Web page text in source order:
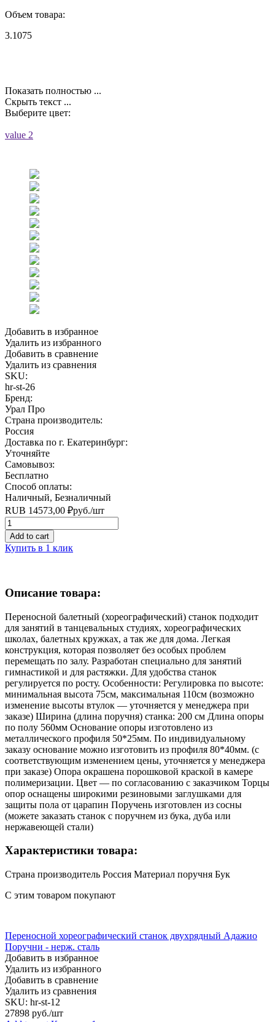
Объем товара:
3.1075
Показать полностью ...
Скрыть текст ...
Выберите цвет:
value 2
Добавить в избранное
Удалить из избранного
Добавить в сравнение
Удалить из сравнения
SKU:
hr-st-26
Бренд:
Урал Про
Страна производитель:
Россия
Доставка по г. Екатеринбург:
Уточняйте
Самовывоз:
Бесплатно
Способ оплаты:
Наличный, Безналичный
RUB 14573,00 ₽руб./шт
Quantity
Add to cart
Купить в 1 клик
Описание товара:
Переносной балетный (хореографический) станок подходит
для занятий в танцевальных студиях, хореографических
школах, балетных кружках, а так же для дома. Легкая
конструкция, которая позволяет без особых проблем
перемещать по залу. Разработан специально для занятий
гимнастикой и для растяжки. Для удобства станок
регулируется по росту. Особенности: Регулировка по высоте:
минимальная высота 75см, максимальная 110см (возможно
изменение высоты втулок — уточняется у менеджера при
заказе) Ширина (длина поручня) станка: 200 см Длина опоры
по полу 560мм Основание опоры изготовлено из
металлического профиля 50*25мм. По индивидуальному
заказу основание можно изготовить из профиля 80*40мм. (с
соответствующим изменением цены, уточняется у менеджера
при заказе) Опора окрашена порошковой краской в камере
полимеризации. Цвет — по согласованию с заказчиком Торцы
опор оснащены широкими резиновыми заглушками для
защиты пола от царапин Поручень изготовлен из сосны
(можете заказать станок с поручнем из бука, дуба или
нержавеющей стали)
Характеристики товара:
Страна производитель Россия Материал поручня Бук
С этим товаром покупают
Переносной хореографический станок двухрядный Адажио
Поручни - нерж. сталь
Добавить в избранное
Удалить из избранного
Добавить в сравнение
Удалить из сравнения
SKU: hr-st-12
27898 руб./шт